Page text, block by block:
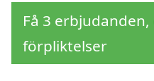
Få 3
förpliktelser